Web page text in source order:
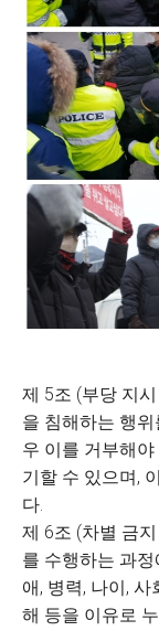
제 5조 (부당 지
을 침해하는 행
우 이를 거부해
기할 수 있으며,
다.
제 6조 (차별 금
를 수행하는 과
애, 병력, 나이,
해 등을 이유로